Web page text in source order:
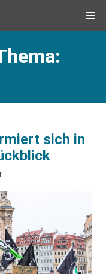
sich in